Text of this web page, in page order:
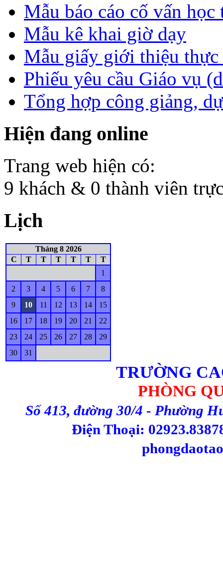
Mẫu báo cáo cố vấn học
Mẫu kê khai giờ dạy
Mẫu giấy giới thiệu thực
Phiếu yêu cầu Giáo vụ
Tổng hợp công giảng,
Hiện đang online
Trang web hiện có:
9 khách & 0 thành viên
Lịch
Tháng 8 2026
C
T T T T T
T
1
2
3 4 5 6 7
8
9
10 11 12 13 14
15
16
17 18 19 20 21
22
23
24 25 26 27 28
29
30
31
TRƯỜNG
PHÒNG
Số 413, đường 30/4 - Phường
Điện Thoại: